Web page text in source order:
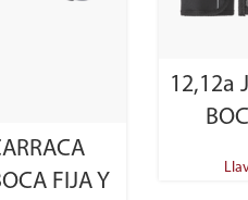
FIJA Y
12,12a